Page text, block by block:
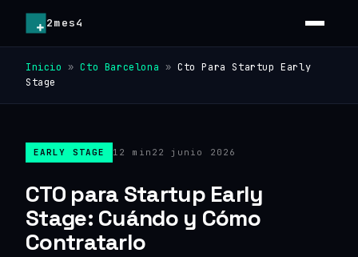
2mes4
Inicio »Cto Barcelona »Cto Para Startup Early
Stage
EARLY STAGE 12 min 22 junio 2026
CTO para Startup Early
Stage: Cuándo y Cómo
Contratarlo